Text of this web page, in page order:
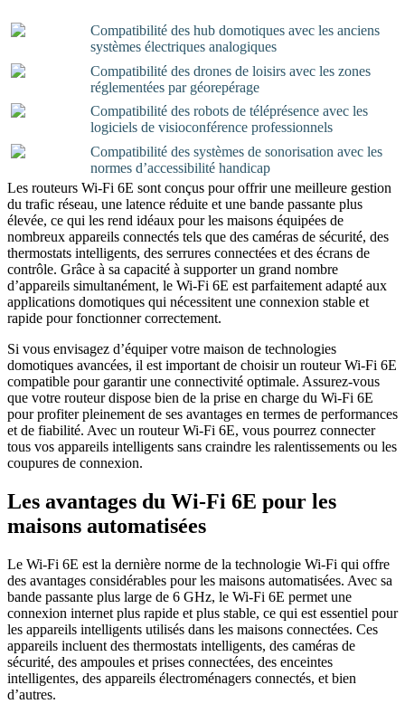
Compatibilité des hub domotiques avec les anciens
systèmes électriques analogiques
Compatibilité des drones de loisirs avec les zones
réglementées par géorepérage
Compatibilité des robots de téléprésence avec les
logiciels de visioconférence professionnels
Compatibilité des systèmes de sonorisation avec les
normes d’accessibilité handicap
Les routeurs Wi-Fi 6E sont conçus pour offrir une meilleure gestion
du trafic réseau, une latence réduite et une bande passante plus
élevée, ce qui les rend idéaux pour les maisons équipées de
nombreux appareils connectés tels que des caméras de sécurité, des
thermostats intelligents, des serrures connectées et des écrans de
contrôle. Grâce à sa capacité à supporter un grand nombre
d’appareils simultanément, le Wi-Fi 6E est parfaitement adapté aux
applications domotiques qui nécessitent une connexion stable et
rapide pour fonctionner correctement.
Si vous envisagez d’équiper votre maison de technologies
domotiques avancées, il est important de choisir un routeur Wi-Fi 6E
compatible pour garantir une connectivité optimale. Assurez-vous
que votre routeur dispose bien de la prise en charge du Wi-Fi 6E
pour profiter pleinement de ses avantages en termes de performances
et de fiabilité. Avec un routeur Wi-Fi 6E, vous pourrez connecter
tous vos appareils intelligents sans craindre les ralentissements ou les
coupures de connexion.
Les avantages du Wi-Fi 6E pour les
maisons automatisées
Le Wi-Fi 6E est la dernière norme de la technologie Wi-Fi qui offre
des avantages considérables pour les maisons automatisées. Avec sa
bande passante plus large de 6 GHz, le Wi-Fi 6E permet une
connexion internet plus rapide et plus stable, ce qui est essentiel pour
les appareils intelligents utilisés dans les maisons connectées. Ces
appareils incluent des thermostats intelligents, des caméras de
sécurité, des ampoules et prises connectées, des enceintes
intelligentes, des appareils électroménagers connectés, et bien
d’autres.